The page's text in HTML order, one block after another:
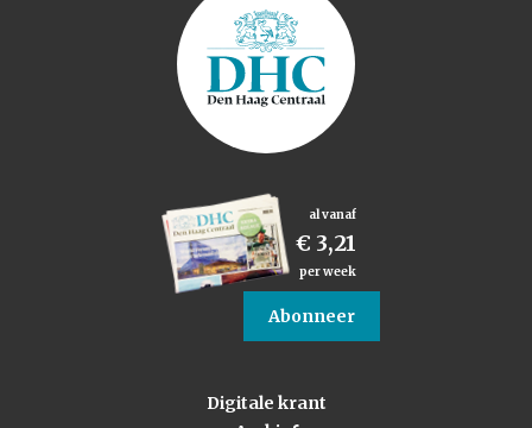
al vanaf
€ 3,21
per week
Abonneer
Digitale krant